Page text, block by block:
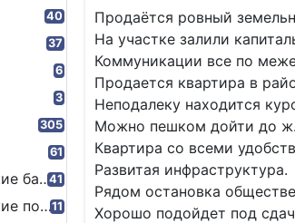
40
37
6
3
305
61
Производственно-складские базы41
Производственно-складские помещения11
Продаётся ровный
На участке залили
Коммуникации все по
Продается квартира в
Неподалеку находится
Можно пешком дойти до
Квартира со всеми
Развитая инфраструктура.
Рядом остановка
Хорошо подойдет под